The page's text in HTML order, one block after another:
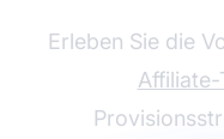
Erleben Sie die